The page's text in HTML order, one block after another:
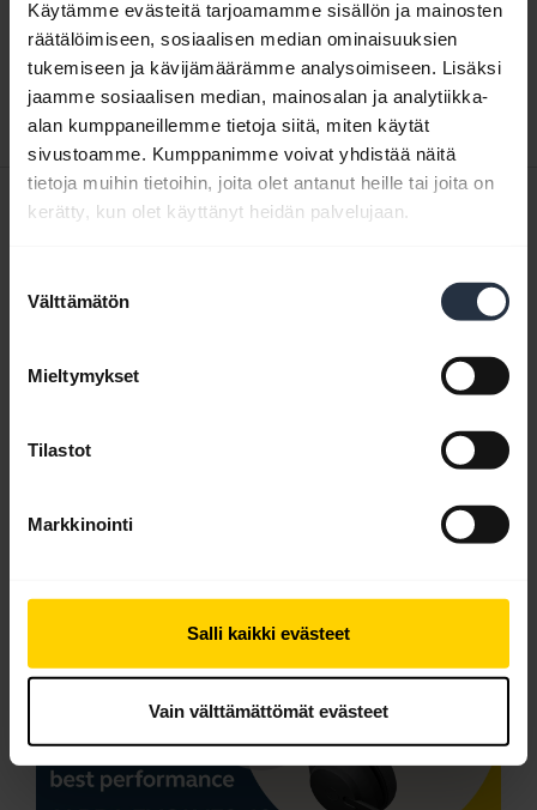
Käytämme evästeitä tarjoamamme sisällön ja mainosten
räätälöimiseen, sosiaalisen median ominaisuuksien
tukemiseen ja kävijämäärämme analysoimiseen. Lisäksi
jaamme sosiaalisen median, mainosalan ja analytiikka-
alan kumppaneillemme tietoja siitä, miten käytät
sivustoamme. Kumppanimme voivat yhdistää näitä
tietoja muihin tietoihin, joita olet antanut heille tai joita on
kerätty, kun olet käyttänyt heidän palvelujaan.
valinta
Välttämätön
Mieltymykset
Tilastot
Markkinointi
Salli kaikki evästeet
Vain välttämättömät evästeet
Suomi
Lataa
1.23 MB - pdf
Pikaopas